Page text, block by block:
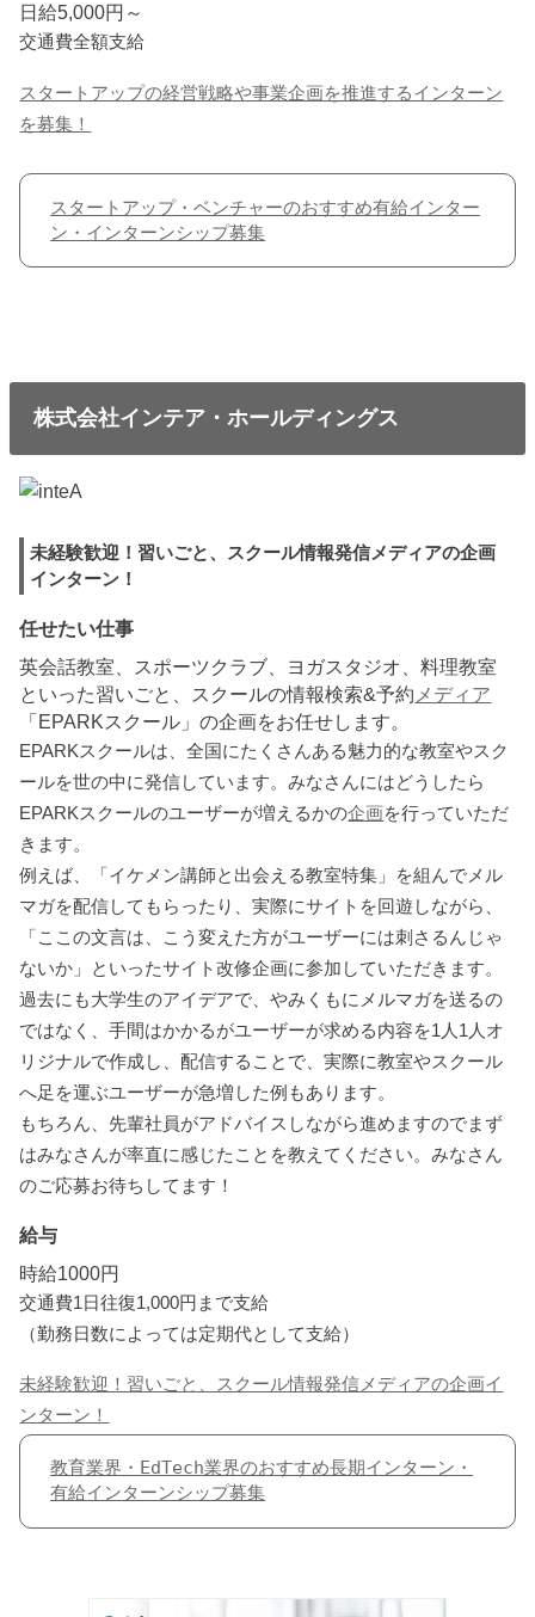
日給5,000円～
交通費全額支給
スタートアップの経営戦略や事業企画を推進するインターン
を募集！
スタートアップ・ベンチャーのおすすめ有給インター
ン・インターンシップ募集
株式会社インテア・ホールディングス
未経験歓迎！習いごと、スクール情報発信メディアの企画
インターン！
任せたい仕事
英会話教室、スポーツクラブ、ヨガスタジオ、料理教室
といった習いごと、スクールの情報検索&予約 メディア
「EPARKスクール」の企画をお任せします。
EPARKスクールは、全国にたくさんある魅力的な教室やスク
ールを世の中に発信しています。みなさんにはどうしたら
EPARKスクールのユーザーが増えるかの企画を行っていただ
きます。
例えば、「イケメン講師と出会える教室特集」を組んでメル
マガを配信してもらったり、実際にサイトを回遊しながら、
「ここの文言は、こう変えた方がユーザーには刺さるんじゃ
ないか」といったサイト改修企画に参加していただきます。
過去にも大学生のアイデアで、やみくもにメルマガを送るの
ではなく、手間はかかるがユーザーが求める内容を1人1人オ
リジナルで作成し、配信することで、実際に教室やスクール
へ足を運ぶユーザーが急増した例もあります。
もちろん、先輩社員がアドバイスしながら進めますのでまず
はみなさんが率直に感じたことを教えてください。みなさん
のご応募お待ちしてます！
給与
時給1000円
交通費1日往復1,000円まで支給
（勤務日数によっては定期代として支給）
未経験歓迎！習いごと、スクール情報発信メディアの企画イ
ンターン！
教育業界・EdTech業界のおすすめ長期インターン・
有給インターンシップ募集